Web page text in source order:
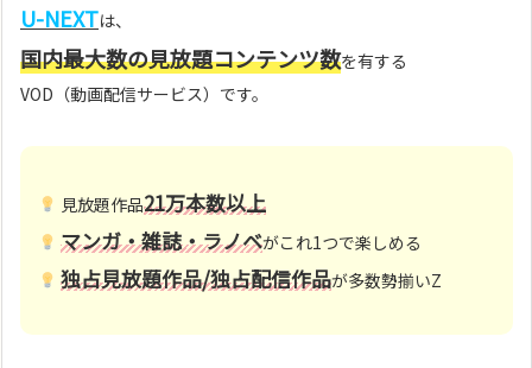
U-NEXTは、
国内最大数の見放題コンテンツ数を有する
VOD（動画配信サービス）です。
見放題作品21万本数以上
マンガ・雑誌・ラノベがこれ1つで楽しめる
独占見放題作品/独占配信作品が多数勢揃いZ